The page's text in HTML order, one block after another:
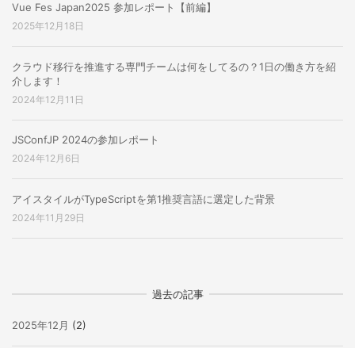
Vue Fes Japan2025 参加レポート【前編】
2025年12月18日
クラウド移行を推進する専門チームは何をしてるの？1日の働き方を紹
介します！
2024年12月11日
JSConfJP 2024の参加レポート
2024年12月6日
アイスタイルがTypeScriptを第1推奨言語に選定した背景
2024年11月29日
過去の記事
2025年12月 (2)